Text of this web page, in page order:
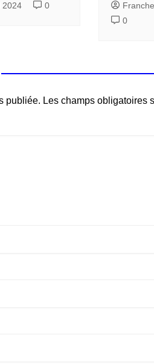
2024 0
0
publiée. Les champs obligatoires